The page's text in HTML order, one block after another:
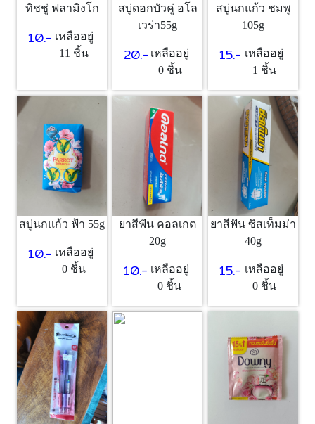
ทิชชู่ ฟลามิงโก
10.- เหลืออยู่
11 ชิ้น
สบู่ดอกบัวคู่ อโล
เวร่า55g
20.- เหลืออยู่
0 ชิ้น
สบู่นกแก้ว ชมพู
105g
15.- เหลืออยู่
1 ชิ้น
สบู่นกแก้ว ฟ้า 55g
10.- เหลืออยู่
0 ชิ้น
ยาสีฟัน คอลเกต
20g
10.- เหลืออยู่
0 ชิ้น
ยาสีฟัน ซิสเท็มม่า
40g
15.- เหลืออยู่
0 ชิ้น